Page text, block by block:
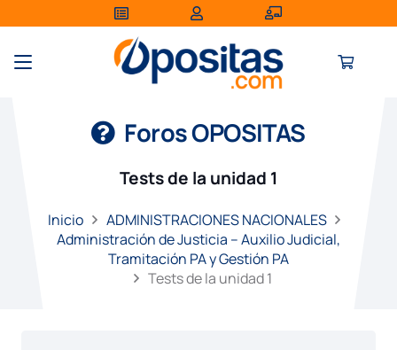
Foros OPOSITAS
Tests de la unidad 1
Inicio
ADMINISTRACIONES NACIONALES
Administración de Justicia – Auxilio Judicial,
Tramitación PA y Gestión PA
Tests de la unidad 1